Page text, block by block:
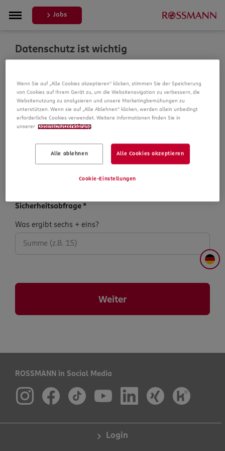
DE
Jobs
Datenschutz ist wichtig
verarbeiten wir Daten von Ihnen. In unseren
Datenschutzbestimmungen informieren wir Sie über die
Datenspeicherung und Ihre Rechte, bevor Sie mit Ihrer
Bewerbung fortfahren.
Datenschutz­hinweise
Datenschutzhinweise
Sicherheits­abfrage *
Sicherheits­
abfrage:
Was ergibt sechs + eins?
Weiter
ROSSMANN in Social Media
Login
Wenn Sie auf „Alle Cookies akzeptieren“ klicken, stimmen Sie der Speicherung
von Cookies auf Ihrem Gerät zu, um die Websitenavigation zu verbessern, die
Websitenutzung zu analysieren und unsere Marketingbemühungen zu
unterstützen. Wenn sie auf „Alle Ablehnen“ klicken, werden allein unbedingt
erforderliche Cookies verwendet. Weitere Informationen finden Sie in
unserer Datenschutzerklärung
Alle ablehnen Alle Cookies akzeptieren
Cookie-Einstellungen